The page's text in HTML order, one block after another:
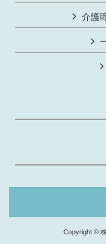
介護
Copyright ©